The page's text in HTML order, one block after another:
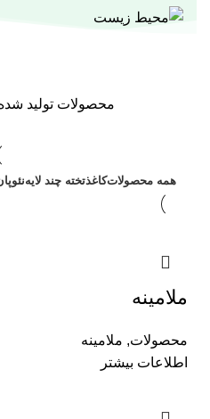
محصولات تولید
همه محصولاتکاغذتخته چند لایه
ملامینه
محصولات, ملامینه
اطلاعات بیشتر